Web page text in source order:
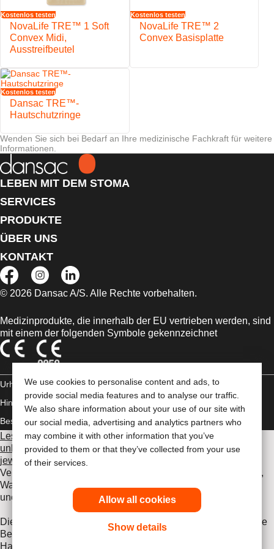
We use cookies to personalise content and ads, to
provide social media features and to analyse our traffic.
We also share information about your use of our site with
our social media, advertising and analytics partners who
may combine it with other information that you’ve
provided to them or that they’ve collected from your use
of their services.
Allow all cookies
Show details
zu minimieren
Gürtelbefestigung für die Anwendung eines Stomagürtels
Weicher, wasserabweisender Vliesstoffüberzug
Kostenlos testen
NovaLife TRE™ 1 Soft
Convex Midi,
Ausstreifbeutel
Kostenlos testen
NovaLife TRE™ 2
Convex Basisplatte
Kostenlos testen
Dansac TRE™-
Hautschutzringe
Wenden Sie sich bei Bedarf an Ihre medizinische Fachkraft für weitere
Informationen.
LEBEN MIT DEM STOMA
SERVICES
PRODUKTE
ÜBER UNS
KONTAKT
© 2026 Dansac A/S. Alle Rechte vorbehalten.
Medizinprodukte, die innerhalb der EU vertrieben werden, sind
mit einem der folgenden Symbole gekennzeichnet
Urheberrechts-
Hinweis/Nutzungsbedingungen
Datenschutz-
Bestimmungen Umgang mit Cookies
Lesen Sie vor der Verwendung der angeführten Produkte
unbedingt die gesamte Gebrauchsanweisung, die dem
jeweiligen Produkt beiliegt
Verwendungszweck, eine Beschreibung, Kontraindikationen,
Warnhinweise, Vorsichtsmaßnahmen, Angaben zu
unerwünschten Ereignissen und die Gebrauchsanweisung.
Die hier enthaltenen Informationen stellen keine medizinische
Beratung dar und ersetzen nicht die Beratung durch Ihren
Hausarzt oder andere Gesundheitsfachkräfte. Diese